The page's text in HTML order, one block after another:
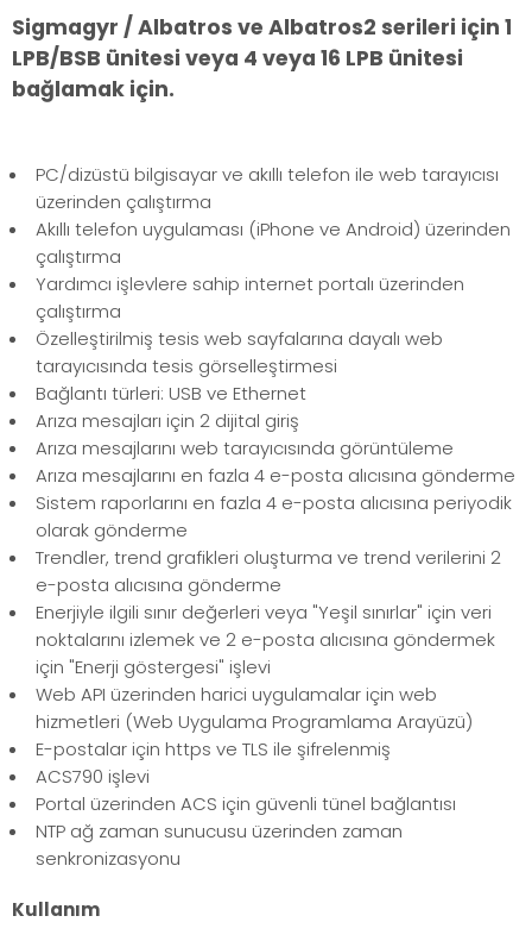
Sigmagyr / Albatros ve Albatros2 serileri için 1
LPB/BSB ünitesi veya 4 veya 16 LPB ünitesi
bağlamak için.
PC/dizüstü bilgisayar ve akıllı telefon ile web tarayıcısı
üzerinden çalıştırma
Akıllı telefon uygulaması (iPhone ve Android) üzerinden
çalıştırma
Yardımcı işlevlere sahip internet portalı üzerinden
çalıştırma
Özelleştirilmiş tesis web sayfalarına dayalı web
tarayıcısında tesis görselleştirmesi
Bağlantı türleri: USB ve Ethernet
Arıza mesajları için 2 dijital giriş
Arıza mesajlarını web tarayıcısında görüntüleme
Arıza mesajlarını en fazla 4 e-posta alıcısına gönderme
Sistem raporlarını en fazla 4 e-posta alıcısına periyodik
olarak gönderme
Trendler, trend grafikleri oluşturma ve trend verilerini 2
e-posta alıcısına gönderme
Enerjiyle ilgili sınır değerleri veya "Yeşil sınırlar" için veri
noktalarını izlemek ve 2 e-posta alıcısına göndermek
için "Enerji göstergesi" işlevi
Web API üzerinden harici uygulamalar için web
hizmetleri (Web Uygulama Programlama Arayüzü)
E-postalar için https ve TLS ile şifrelenmiş
ACS790 işlevi
Portal üzerinden ACS için güvenli tünel bağlantısı
NTP ağ zaman sunucusu üzerinden zaman
senkronizasyonu
Kullanım